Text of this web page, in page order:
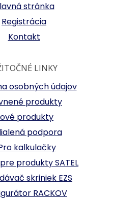
stránka
Registrácia
Kontakt
LINKY
osobných údajov
produkty
produkty
podpora
kalkulačky
produkty SATEL
skriniek EZS
RACKOV